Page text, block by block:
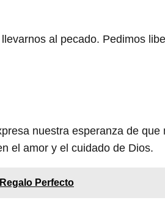
al pecado. Pedimos
nuestra esperanza de que
el amor y el cuidado de Dios.
Perfecto